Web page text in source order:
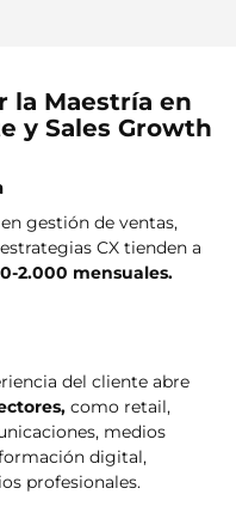
la Maestría en
y Sales Growth
gestión de ventas,
CX tienden a
2.000 mensuales.
del cliente abre
como retail,
medios
digital,
profesionales.